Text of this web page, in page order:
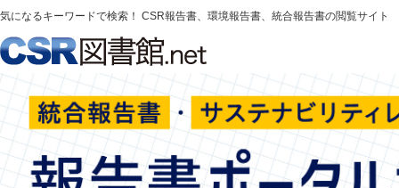
気になるキーワードで検索！ CSR報告書、環境報告書、統合報告書の閲覧サイト